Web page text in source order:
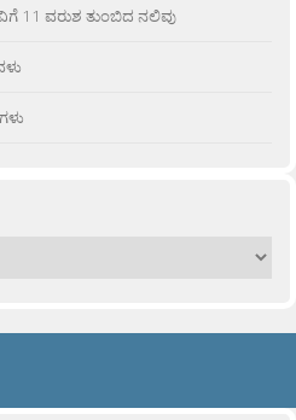
11 ವರುಶ ತುಂಬಿದ ನಲಿವು